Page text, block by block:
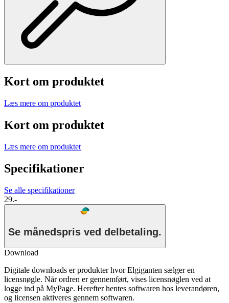
Kort om produktet
Læs mere om produktet
Kort om produktet
Læs mere om produktet
Specifikationer
Se alle specifikationer
29.-
Se månedspris ved delbetaling.
Download
Digitale downloads er produkter hvor Elgiganten sælger en
licensnøgle. Når ordren er gennemført, vises licensnøglen ved at
logge ind på MyPage. Herefter hentes softwaren hos leverandøren,
og licensen aktiveres gennem softwaren.